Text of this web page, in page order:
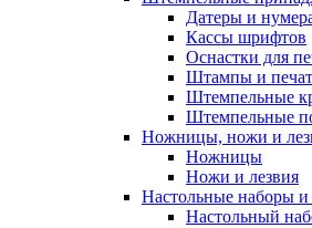
Датеры и
Кассы шрифтов
Оснастки для
Штампы и
Штемпельные
Штемпельные
Ножницы, ножи и
Ножницы
Ножи и лезвия
Настольные наборы и
Настольный